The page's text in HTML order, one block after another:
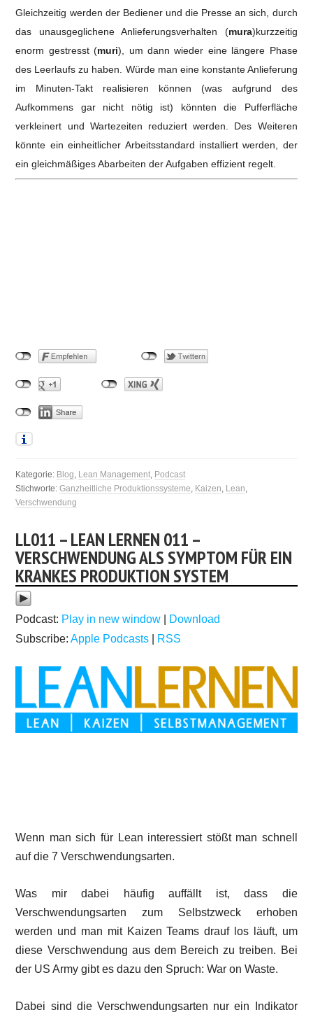
Gleichzeitig werden der Bediener und die Presse an sich, durch
das unausgeglichene Anlieferungsverhalten (mura)kurzzeitig
enorm gestresst (muri), um dann wieder eine längere Phase
des Leerlaufs zu haben. Würde man eine konstante Anlieferung
im Minuten-Takt realisieren können (was aufgrund des
Aufkommens gar nicht nötig ist) könnten die Pufferfläche
verkleinert und Wartezeiten reduziert werden. Des Weiteren
könnte ein einheitlicher Arbeitsstandard installiert werden, der
ein gleichmäßiges Abarbeiten der Aufgaben effizient regelt.
Kategorie: Blog, Lean Management, Podcast
Stichworte:Ganzheitliche Produktionssysteme, Kaizen, Lean,
Verschwendung
LL011 – LEAN LERNEN 011 –
VERSCHWENDUNG ALS SYMPTOM FÜR EIN
KRANKES PRODUKTION SYSTEM
Podcast: Play in new window
Download
Subscribe:Apple Podcasts RSS
Wenn man sich für Lean interessiert stößt man schnell
auf die 7 Verschwendungsarten.
Was mir dabei häufig auffällt ist, dass die
Verschwendungsarten zum Selbstzweck erhoben
werden und man mit Kaizen Teams drauf los läuft, um
diese Verschwendung aus dem Bereich zu treiben. Bei
der US Army gibt es dazu den Spruch: War on Waste.
Dabei sind die Verschwendungsarten nur ein Indikator